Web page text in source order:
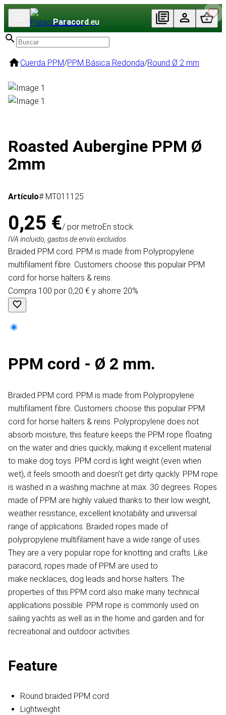
Paracord.eu
Cuerda PPM/PPM Básica Redonda/Round Ø 2 mm
Roasted Aubergine PPM Ø
2mm
Artículo# MT011125
0,25 €/ por metroEn stock
IVA incluido, gastos de envío excluidos
Braided PPM cord. PPM is made from Polypropylene
multifilament fibre. Customers choose this populair PPM
cord for horse halters & reins.
Compra 100 por 0,20 € y ahorre 20%
PPM cord - Ø 2 mm.
Braided PPM cord. PPM is made from Polypropylene
multifilament fibre. Customers choose this populair PPM
cord for horse halters & reins. Polypropylene does not
absorb moisture, this feature keeps the PPM rope floating
on the water and dries quickly, making it excellent material
to make dog toys. PPM cord is light weight (even when
wet), it feels smooth and doesn't get dirty quickly. PPM rope
is washed in a washing machine at max. 30 degrees. Ropes
made of PPM are highly valued thanks to their low weight,
weather resistance, excellent knotability and universal
range of applications. Braided ropes made of
polypropylene multifilament have a wide range of uses.
They are a very popular rope for knotting and crafts. Like
paracord, ropes made of PPM are used to
make necklaces, dog leads and horse halters. The
properties of this PPM cord also make many technical
applications possible. PPM rope is commonly used on
sailing yachts as well as in the home and garden and for
recreational and outdoor activities.
Feature
Round braided PPM cord
Lightweight